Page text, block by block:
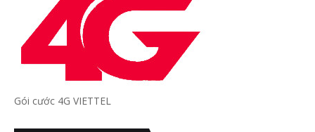
Gói cước 4G VIETTEL